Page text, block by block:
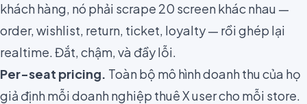
khách hàng, nó phải scrape 20 screen khác nhau —
order, wishlist, return, ticket, loyalty — rồi ghép lại
realtime. Đắt, chậm, và đầy lỗi.
Per-seat pricing. Toàn bộ mô hình doanh thu của họ
giả định mỗi doanh nghiệp thuê X user cho mỗi store.